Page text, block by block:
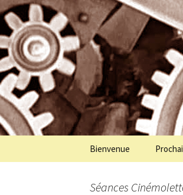
Aller
au
contenu
Programmation
Bienvenue
Séances